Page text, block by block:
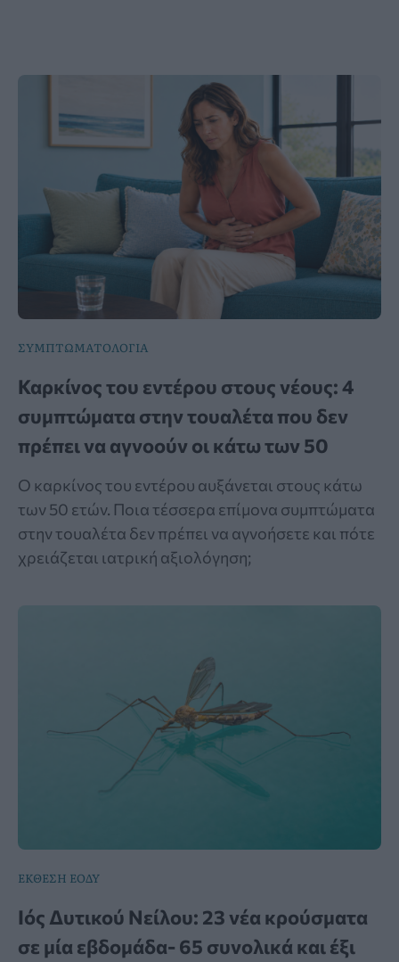
ΣΥΜΠΤΩΜΑΤΟΛΟΓΙΑ
Καρκίνος του εντέρου στους νέους: 4
συμπτώματα στην τουαλέτα που δεν
πρέπει να αγνοούν οι κάτω των 50
Ο καρκίνος του εντέρου αυξάνεται στους κάτω
των 50 ετών. Ποια τέσσερα επίμονα συμπτώματα
στην τουαλέτα δεν πρέπει να αγνοήσετε και πότε
χρειάζεται ιατρική αξιολόγηση;
ΕΚΘΕΣΗ ΕΟΔΥ
Ιός Δυτικού Νείλου: 23 νέα κρούσματα
σε μία εβδομάδα- 65 συνολικά και έξι